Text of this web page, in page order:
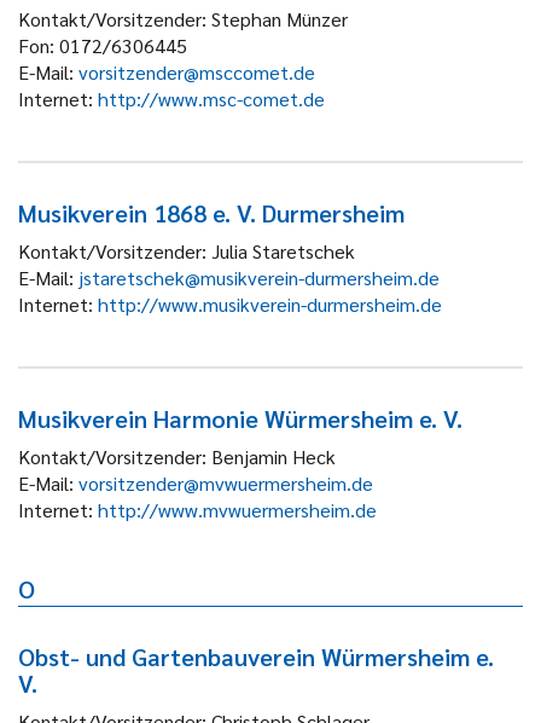
Kontakt/Vorsitzender: Stephan Münzer
Fon: 0172/6306445
E-Mail: vorsitzender@msccomet.de
Internet: http://www.msc-comet.de
Musikverein 1868 e. V. Durmersheim
Kontakt/Vorsitzender: Julia Staretschek
E-Mail: jstaretschek@musikverein-durmersheim.de
Internet: http://www.musikverein-durmersheim.de
Musikverein Harmonie Würmersheim e. V.
Kontakt/Vorsitzender: Benjamin Heck
E-Mail: vorsitzender@mvwuermersheim.de
Internet: http://www.mvwuermersheim.de
O
Obst- und Gartenbauverein Würmersheim e.
V.